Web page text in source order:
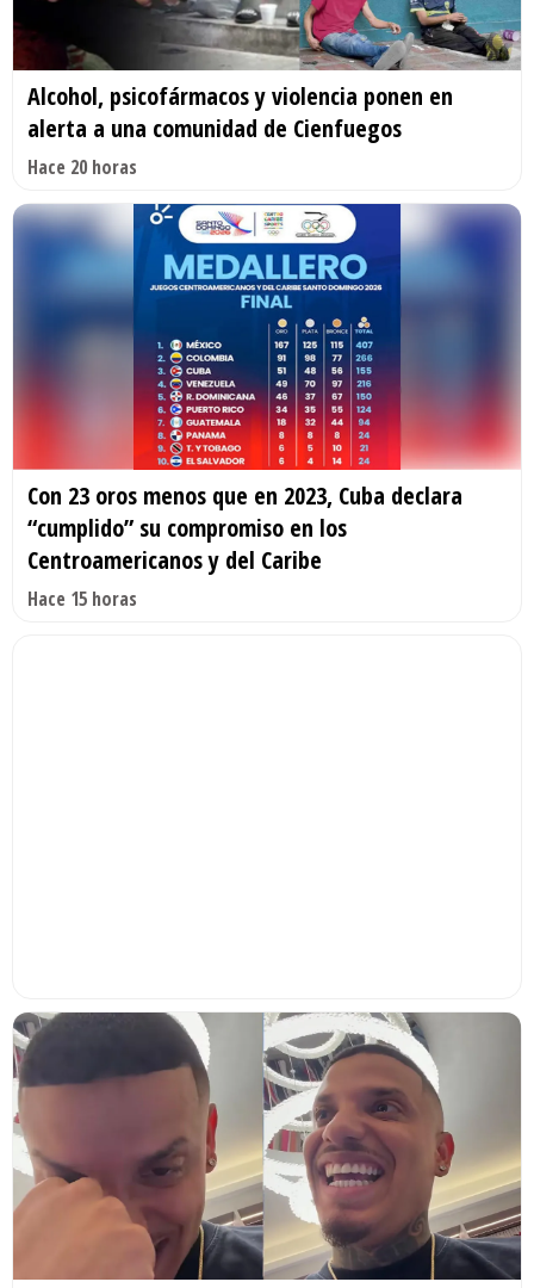
Alcohol, psicofármacos y violencia ponen en
alerta a una comunidad de Cienfuegos
Hace 20 horas
Con 23 oros menos que en 2023, Cuba declara
“cumplido” su compromiso en los
Centroamericanos y del Caribe
Hace 15 horas